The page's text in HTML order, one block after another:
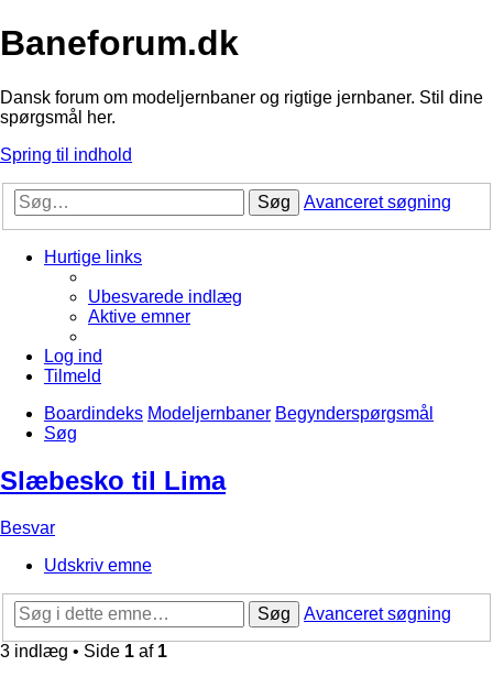
Baneforum.dk
Dansk forum om modeljernbaner og rigtige jernbaner. Stil dine
spørgsmål her.
Spring til indhold
Søg Avanceret søgning
Hurtige links
Ubesvarede indlæg
Aktive emner
Log ind
Tilmeld
Boardindeks Modeljernbaner Begynderspørgsmål
Søg
Slæbesko til Lima
Besvar
Udskriv emne
Søg
Avanceret søgning
3 indlæg • Side 1 af 1